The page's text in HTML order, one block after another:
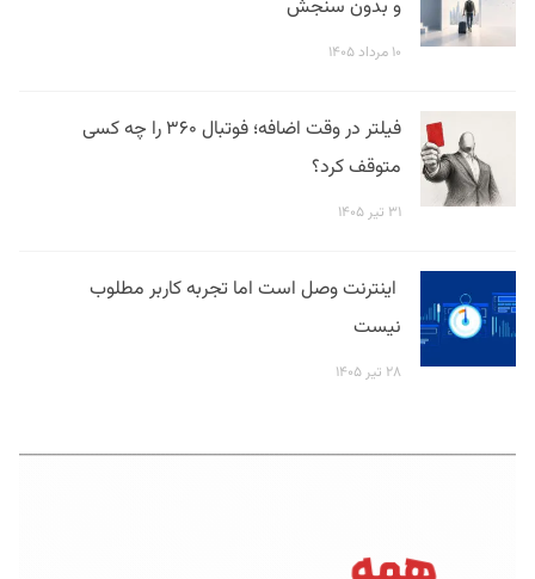
و بدون سنجش
۱۰ مرداد ۱۴۰۵
فیلتر در وقت اضافه؛ فوتبال ۳۶۰ را چه کسی
متوقف کرد؟
۳۱ تیر ۱۴۰۵
اینترنت وصل است اما تجربه کاربر مطلوب
نیست
۲۸ تیر ۱۴۰۵